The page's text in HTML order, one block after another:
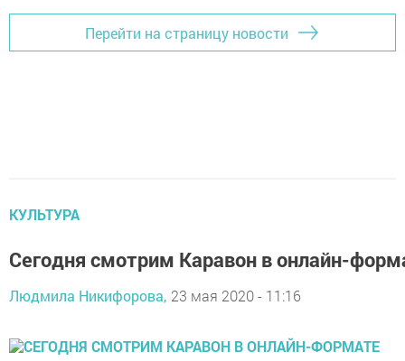
Перейти на страницу новости
КУЛЬТУРА
Сегодня смотрим Каравон в онлайн-
Людмила Никифорова, 23 мая 2020 - 11:16